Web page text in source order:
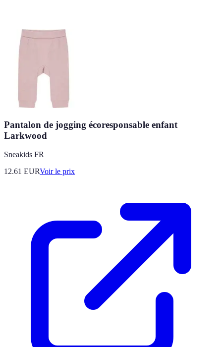
Pantalon de jogging écoresponsable enfant
Larkwood
Sneakids FR
12.61 EURVoir le prix